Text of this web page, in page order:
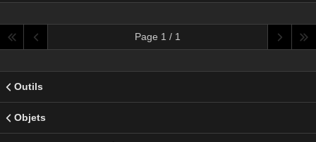
Page 1 / 1
Outils
Objets